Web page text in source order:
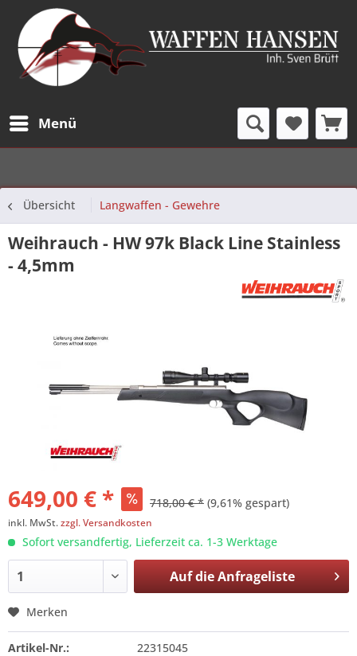
Menü
Übersicht Langwaffen - Gewehre
Weihrauch - HW 97k Black Line Stainless
- 4,5mm
649,00 € * 718,00 € * (9,61% gespart)
inkl. MwSt.zzgl. Versandkosten
Sofort versandfertig, Lieferzeit ca. 1-3 Werktage
Auf dieAnfrageliste
Merken
Artikel-Nr.: 22315045